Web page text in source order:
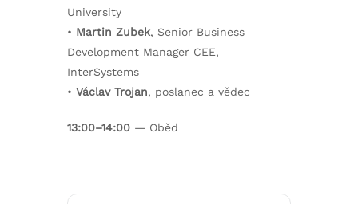
University
• Martin Zubek, Senior Business
Development Manager CEE,
InterSystems
• Václav Trojan, poslanec a vědec
13:00–14:00 — Oběd